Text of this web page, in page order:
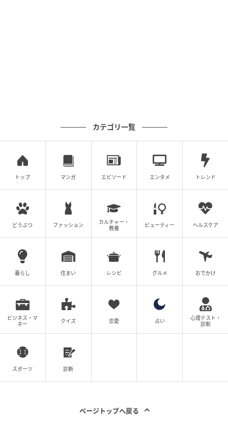
※次回に続く「マジメだと思ってた義父は…」（全334
▶次回 【漫画】義父、私のことを「産後うつ」だと言
い切った！【マジメだと思ってた義父は… Vol.30】
た・・
元記事で読む
次の記事
「あなたの奥様が不倫しています」電話一本
の記事をもっとみる
カテゴリ一覧
トップ マンガ エピソード エンタメ トレンド
どうぶつ ファッション
カルチャー・
教養
ビューティー ヘルスケア
暮らし 住まい レシピ グルメ おでかけ
ビジネス・マ
ネー
クイズ 恋愛 占い
心理テスト・
診断
スポーツ 診断
ページトップへ戻る